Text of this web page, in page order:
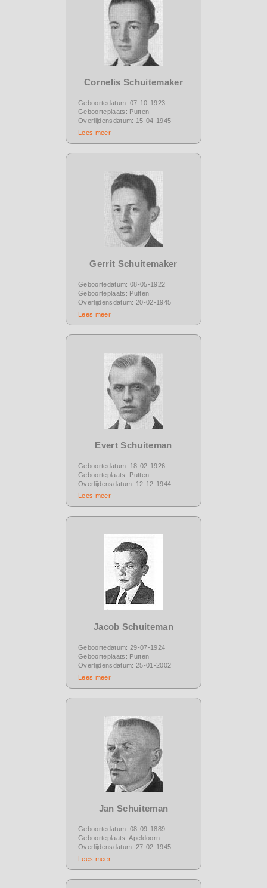
Cornelis Schuitemaker
Geboortedatum: 07-10-1923
Geboorteplaats: Putten
Overlijdensdatum: 15-04-1945
Lees meer
Gerrit Schuitemaker
Geboortedatum: 08-05-1922
Geboorteplaats: Putten
Overlijdensdatum: 20-02-1945
Lees meer
Evert Schuiteman
Geboortedatum: 18-02-1926
Geboorteplaats: Putten
Overlijdensdatum: 12-12-1944
Lees meer
Jacob Schuiteman
Geboortedatum: 29-07-1924
Geboorteplaats: Putten
Overlijdensdatum: 25-01-2002
Lees meer
Jan Schuiteman
Geboortedatum: 08-09-1889
Geboorteplaats: Apeldoorn
Overlijdensdatum: 27-02-1945
Lees meer